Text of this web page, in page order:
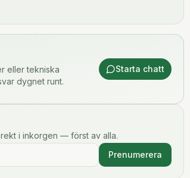
eller tekniska
dygnet runt.
Starta chatt
i inkorgen — först av alla.
Prenumerera